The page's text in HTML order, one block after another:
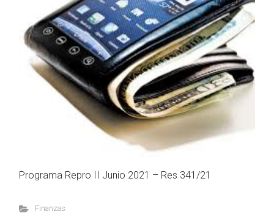
Programa Repro II Junio 2021 – Res 341/21
Finanzas